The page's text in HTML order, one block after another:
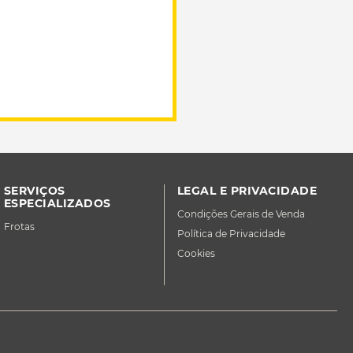
SERVIÇOS
ESPECIALIZADOS
Frotas
LEGAL E PRIVACIDADE
Condições Gerais de Venda
Política de Privacidade
Cookies